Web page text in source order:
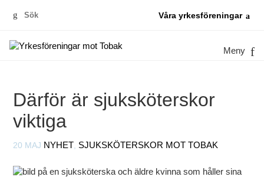
Sök
Våra yrkesföreningar
Meny
Därför är sjuksköterskor
viktiga
20 MAJ NYHET SJUKSKÖTERSKOR MOT TOBAK